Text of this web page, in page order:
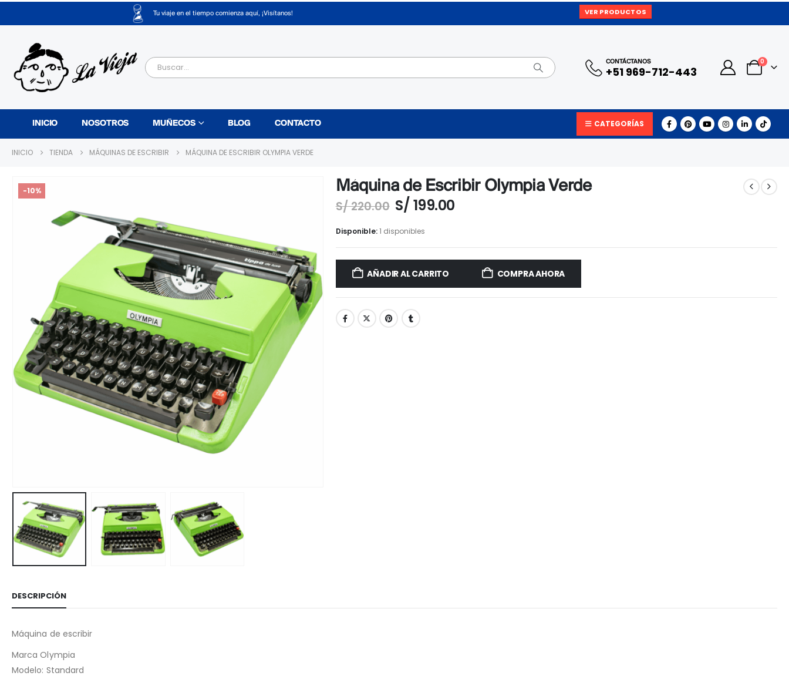
Tu viaje en el tiempo comienza aquí, ¡Visítanos! VER PRODUCTOS
CONTÁCTANOS
+51 969-712-443
0
INICIO NOSOTROS MUÑECOS BLOG CONTACTO CATEGORÍAS
INICIO TIENDA MÁQUINAS DE ESCRIBIR MÁQUINA DE ESCRIBIR OLYMPIA VERDE
-10% Máquina de Escribir Olympia Verde
S/220.00 El
precio
original
era:
S/ 220.00.
S/ 199.00El
es:
S/ 199.00.
Disponible:1 disponibles
AÑADIR AL CARRITO COMPRA AHORA
DESCRIPCIÓN
Máquina de escribir
Marca Olympia
Modelo: Standard